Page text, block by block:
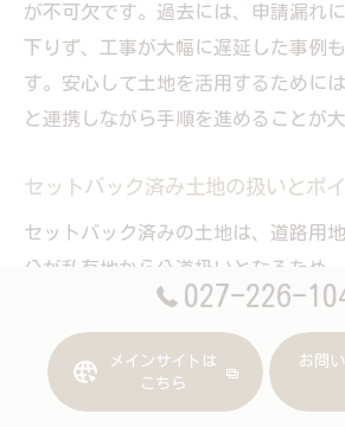
が不可欠です。過去には、申請漏れ
下りず、工事が大幅に遅延した事例
す。安心して土地を活用するために
と連携しながら手順を進めることが大
セットバック済み土地の扱いとポ
セットバック済みの土地は、道路用
分が私有地から公道扱いとなるため
注意が必要です。群馬県でも、セッ
権や管理責任、植栽や建築制限など
方が多く見受けられます。
027-226-
メインサイトは
こちら
お問